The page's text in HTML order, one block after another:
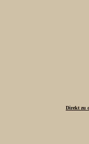
Direkt zu